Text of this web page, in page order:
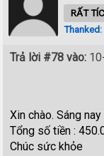
RẤT
Trả lời #78 vào:
Xin chào. Sáng
Tổng số tiền :
Chúc sức khỏe